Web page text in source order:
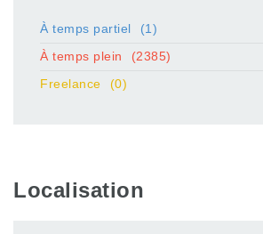
À temps partiel
(1)
À temps plein
(2385)
Freelance
(0)
Localisation